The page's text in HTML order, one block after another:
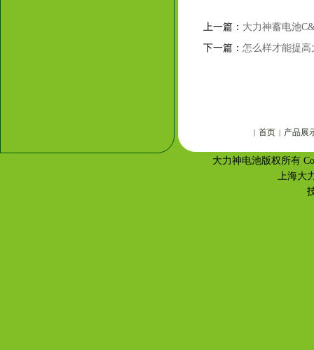
上一篇： 大力神蓄电池
下一篇： 怎么样才能提
| 首页 | 产品展
大力神电池版权所有
上海大